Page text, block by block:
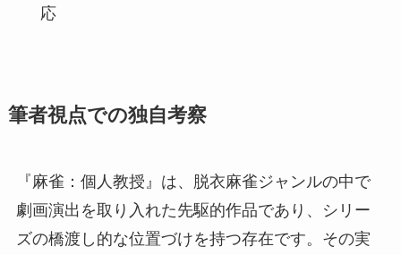
応
筆者視点での独自考察
『麻雀：個人教授』は、脱衣麻雀ジャンルの中で
劇画演出を取り入れた先駆的作品であり、シリー
ズの橋渡し的な位置づけを持つ存在です。その実